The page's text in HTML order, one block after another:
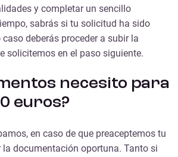
y completar un sencillo
sabrás si tu solicitud ha sido
deberás proceder a subir la
solicitemos en el paso siguiente.
necesito para
euros?
en caso de que preaceptemos tu
la documentación oportuna. Tanto si